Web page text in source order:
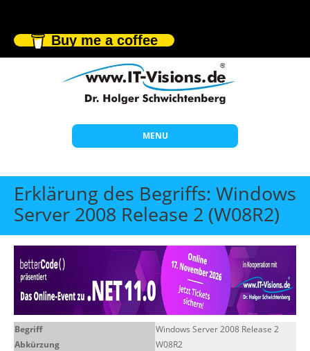
Buy me a coffee
MENU
Start
Themen
Individuelle Schulungen
Offene Seminare
Wissen
Erklärung des Begriffs: Windows
Server 2008 Release 2 (W08R2)
Begriff
Windows Server 2008 Release 2
Abkürzung
W08R2